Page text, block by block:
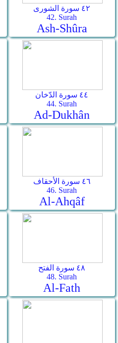
٤٢ سورة الشورى
42. Surah
Ash-Shûra
٤٤ سورة الدّخان
44. Surah
Ad-Dukhân
٤٦ سورة الأحقاف
46. Surah
Al-Ahqâf
٤٨ سورة الفتح
48. Surah
Al-Fath